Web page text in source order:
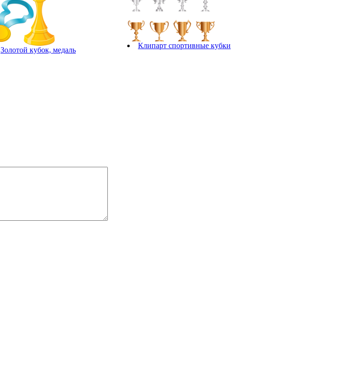
Золотой кубок, медаль
Клипарт спортивные кубки